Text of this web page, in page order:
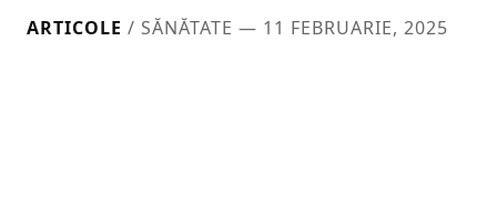
ARTICOLE / SĂNĂTATE — 11 FEBRUARIE, 2025